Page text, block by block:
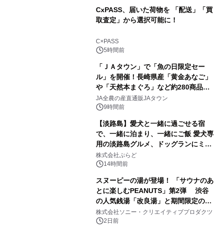
CxPASS、届いた荷物を 「配送」「買
取査定」から選択可能に！
C×PASS
5時間前
「ＪＡタウン」で「魚の日限定セー
ル」を開催！長崎県産「黄金あなご」
や「天然本まぐろ」など約280商品を
販売！～毎月１０日の定例企画～
JA全農の産直通販JAタウン
9時間前
【淡路島】愛犬と一緒に過ごせる宿
で、一緒に泊まり、一緒にご飯 愛犬専
用の淡路島グルメ、ドッグランにミニ
プール グランピングとトレーラーハウ
スの2施設で
株式会社ぷらど
14時間前
スヌーピーの湯が登場！ 「サウナのあ
とに楽しむPEANUTS」第2弾 渋谷
の人気銭湯「改良湯」と期間限定のコ
ラボレーション サウナイキタイコラ
ボグッズも発売決定！
株式会社ソニー・クリエイティブプロダクツ
2日前